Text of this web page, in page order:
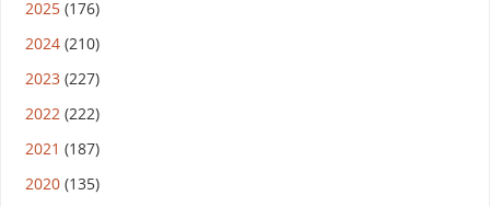
2025(176)
2024(210)
2023(227)
2022(222)
2021 (187)
2020(135)